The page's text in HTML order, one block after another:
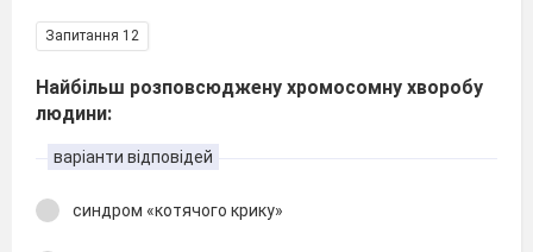
Запитання 12
Найбільш розповсюджену хромосомну хворобу
людини:
варіанти відповідей
синдром «котячого крику»